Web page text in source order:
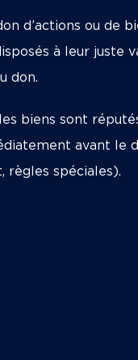
d’actions ou de
à leur juste
don.
biens sont
avant le
règles spéciales).